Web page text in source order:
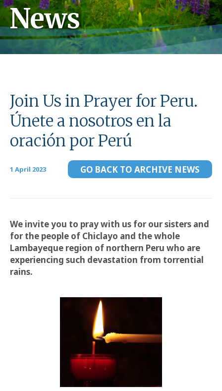
News
Join Us in Prayer for Peru.
Únete a nosotros en la
oración por Perú
1 April 2023 GO BACK TO ARCHIVE NEWS
We invite you to pray with us for our sisters and
for the people of Chiclayo and the whole
Lambayeque region of northern Peru who are
experiencing such devastation from torrential
rains.